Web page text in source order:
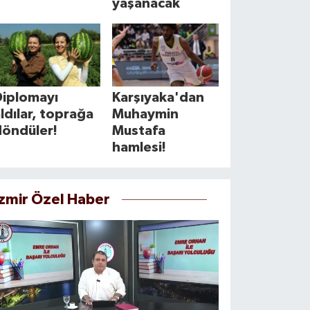
yaşanacak
toprağa
Karşıyaka'dan
Muhaymin
Mustafa
hamlesi!
Özel Haber